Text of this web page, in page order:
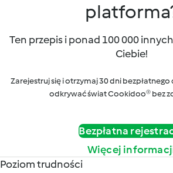
Ten przepis i ponad 100 000
Ciebie!
Zarejestruj się i otrzymaj 30 dni
odkrywać świat Cookidoo® bez
Bezpłatna
Więcej
Poziom trudności